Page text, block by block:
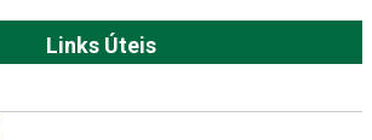
Links Úteis